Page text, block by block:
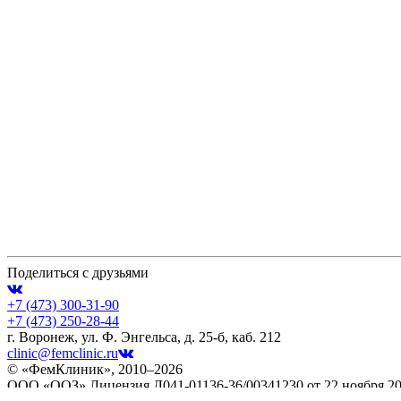
Поделиться с друзьями
+7 (473) 300-31-90
+7 (473) 250-28-44
г. Воронеж, ул. Ф. Энгельса, д. 25-б, каб. 212
clinic@femclinic.ru
© «ФемКлиник», 2010–2026
ООО «ООЗ» Лицензия Л041-01136-36/00341230 от 22 ноября